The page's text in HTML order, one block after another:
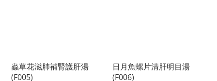
蟲草花滋肺補腎護肝湯
(F005)
日月魚螺片清肝明目湯
(F006)